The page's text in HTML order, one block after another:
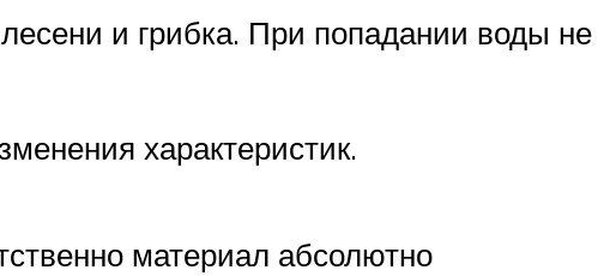
и грибка. При попадании воды не
характеристик.
материал абсолютно